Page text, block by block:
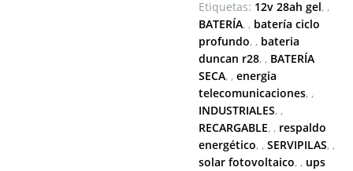
Etiquetas: 12v 28ah gel ,
BATERÍA , batería ciclo
profundo , bateria
duncan r28 , BATERÍA
SECA , energia
telecomunicaciones ,
INDUSTRIALES ,
RECARGABLE , respaldo
energético , SERVIPILAS ,
solar fotovoltaico , ups